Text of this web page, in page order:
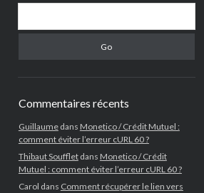
Commentaires récents
Guillaumedans Monetico / Crédit Mutuel :
comment éviter l’erreur cURL 60 ?
Thibaut Souffletdans Monetico / Crédit
Mutuel : comment éviter l’erreur cURL 60 ?
Carol dans Comment récupérer le lien vers